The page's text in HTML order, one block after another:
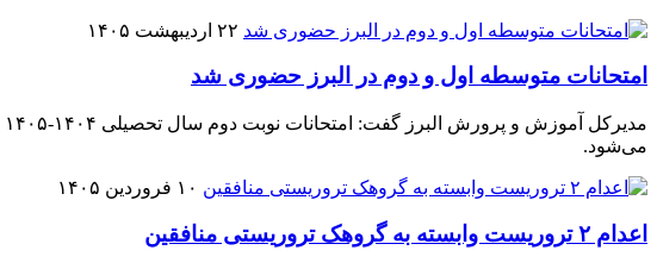
۲۲ اردیبهشت ۱۴۰۵
امتحانات متوسطه اول و دوم در البرز حضوری شد
می‌شود.
۱۰ فروردین ۱۴۰۵
اعدام ۲ تروریست وابسته به گروهک تروریستی منافقین